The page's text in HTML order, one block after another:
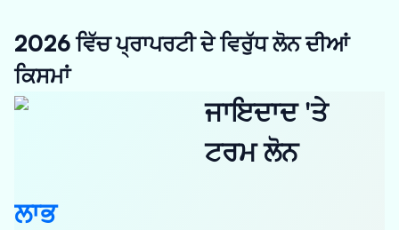
2026 ਵਿੱਚ ਪ੍ਰਾਪਰਟੀ ਦੇ ਵਿਰੁੱਧ ਲੋਨ ਦੀਆਂ
ਕਿਸਮਾਂ
ਜਾਇਦਾਦ 'ਤੇ
ਟਰਮ ਲੋਨ
ਲਾਭ